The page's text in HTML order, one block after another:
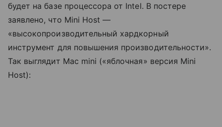
будет на базе процессора от Intel. В постере
заявлено, что Mini Host —
«высокопроизводительный хардкорный
инструмент для повышения производительности».
Так выглядит Mac mini («яблочная» версия Mini
Host):